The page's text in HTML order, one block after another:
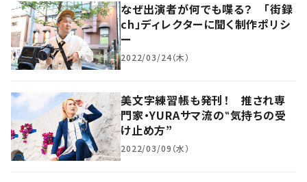
なぜ出演者が何でも喋る？ 「街録
ch」ディレクターに聞く制作ポリシ
ー
2022/03/24（木）
美文字練習帳も発刊！ 推され専
門家・YURAサマ流の‟気持ちの受
け止め方”
2022/03/09（水）